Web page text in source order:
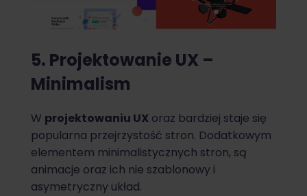
5. Projektowanie UX –
Minimalism
W projektowaniu UX oraz bardziej staje się
popularna przejrzystość stron. Dodatkowym
elementem minimalistycznych stron, są
animacje oraz ich nie szablonowy i
asymetryczny układ.